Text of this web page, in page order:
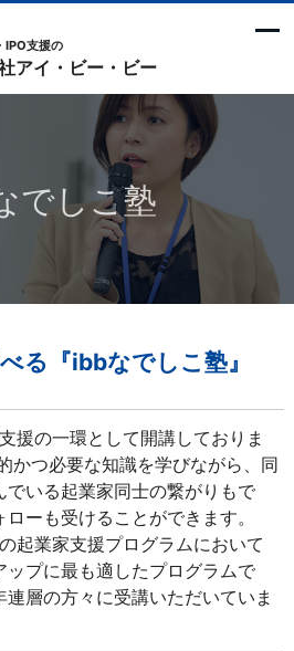
IPO支援の
アイ・ビー・ビー
でしこ塾
る『ibbなでしこ塾』
援の一環として開講しておりま
かつ必要な知識を学びながら、同
でいる起業家同士の繋がりもで
ーも受けることができます。
起業家支援プログラムにおいて
ップに最も適したプログラムで
層の方々に受講いただいていま